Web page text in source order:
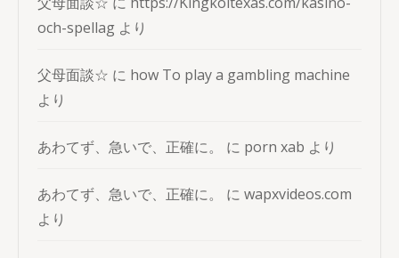
och-spellag より
父母面談☆ に how To play a gambling machine
より
あわてず、急いで、正確に。 に porn xab より
あわてず、急いで、正確に。 に wapxvideos.com
より